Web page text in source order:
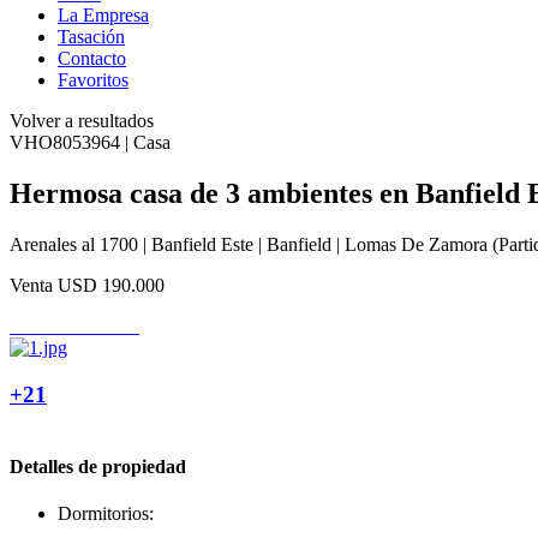
La Empresa
Tasación
Contacto
Favoritos
Volver a resultados
VHO8053964 | Casa
Hermosa casa de 3 ambientes en Banfield
Arenales al 1700 | Banfield Este | Banfield | Lomas De Zamora
Venta USD 190.000
+21
Detalles de propiedad
Dormitorios: